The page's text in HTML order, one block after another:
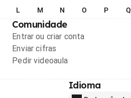
L M N O P Q
Comunidade
Entrar ou criar conta
Enviar cifras
Pedir videoaula
Idioma